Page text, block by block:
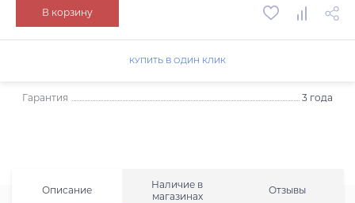
Гарантия 3 года
Описание
Наличие в
магазинах
Отзывы
В корзину
КУПИТЬ В ОДИН КЛИК